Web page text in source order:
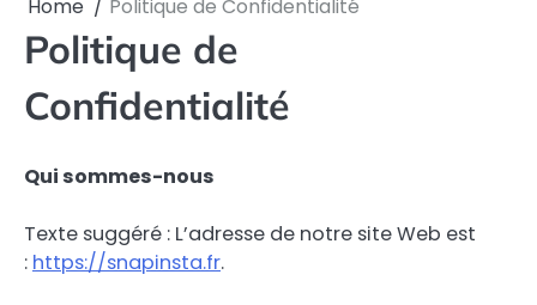
Home Politique de Confidentialité
Politique de
Confidentialité
Qui sommes-nous
Texte suggéré : L’adresse de notre site Web est
: https://snapinsta.fr.